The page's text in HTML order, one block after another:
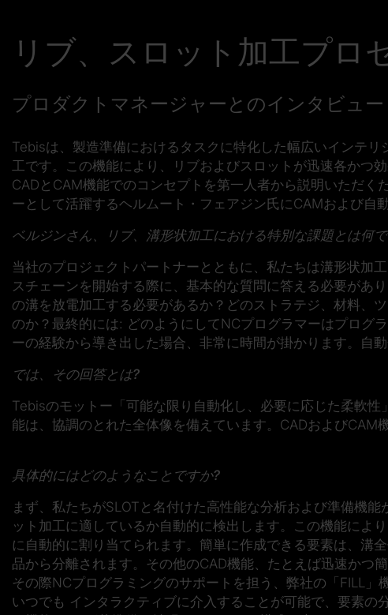
リブ、スロット加工プロ
プロダクトマネージャーとのインタビュー
Tebisは、製造準備におけるタスクに特化した幅広いインテ
工です。この機能により、リブおよびスロットが迅速各かつ
CADとCAM機能でのコンセプトを第一人者から説明いただ
ーとして活躍するヘルムート・フェアジン氏にCAMおよび自
ベルジンさん、リブ、溝形状加工における特別な課題とは何
当社のプロジェクトパートナーとともに、私たちは溝形状加
スチェーンを開始する際に、基本的な質問に答える必要があ
の溝を放電加工する必要があるか？どのストラテジ、材料、
のか？最終的には: どのようにしてNCプログラマーはプログ
ーの経験から導き出した場合、非常に時間が掛かります。自動
では、その回答とは?
Tebisのモットー「可能な限り自動化し、必要に応じた柔軟
能は、協調のとれた全体像を備えています。CADおよびCAM
具体的にはどのようなことですか?
まず、私たちがSLOTと名付けた高性能な分析および準備機
ット加工に適しているか自動的に検出します。この機能によ
に自動的に割り当てられます。簡単に作成できる要素は、溝
品から分離されます。その他のCAD機能、たとえば迅速かつ
その際NCプログラミングのサポートを担う、弊社の「FILL」
いつでも インタラクティブに介入することが可能で、要素の